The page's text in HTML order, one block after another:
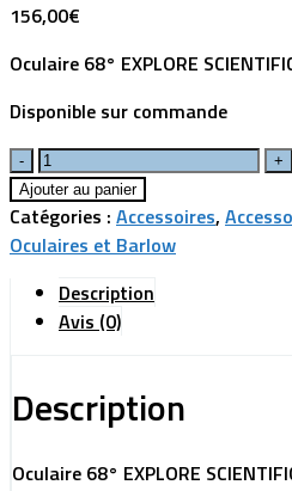
156,00€
Oculaire 68° EXPLORE
Disponible sur commande
Ajouter au panier
Catégories : Accessoires,
Oculaires et Barlow
Description
Avis (0)
Description
Oculaire 68° EXPLORE